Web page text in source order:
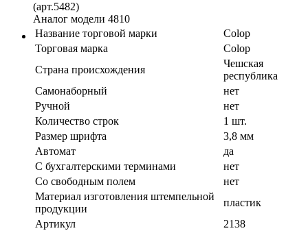
(арт.5482)
Аналог модели 4810
Название торговой марки
Colop
Торговая марка
Colop
Страна происхождения
Чешская
республика
Самонаборный
нет
Ручной
нет
Количество строк
1 шт.
Размер шрифта
3,8 мм
Автомат
да
С бухгалтерскими терминами
нет
Со свободным полем
нет
Материал изготовления штемпельной
продукции
пластик
Артикул
2138